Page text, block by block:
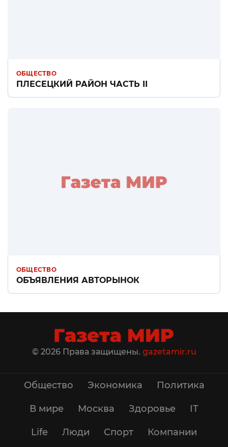
ОБЩЕСТВО
ПЛЕСЕЦКИЙ РАЙОН ЧАСТЬ II
ОБЩЕСТВО
ОБЪЯВЛЕНИЯ АВТОРЫНОК
© 2026 Права защищены. gazetamir.ru
Общество Экономика Политика
В мире Москва Здоровье IT
Life Люди Спорт Компании